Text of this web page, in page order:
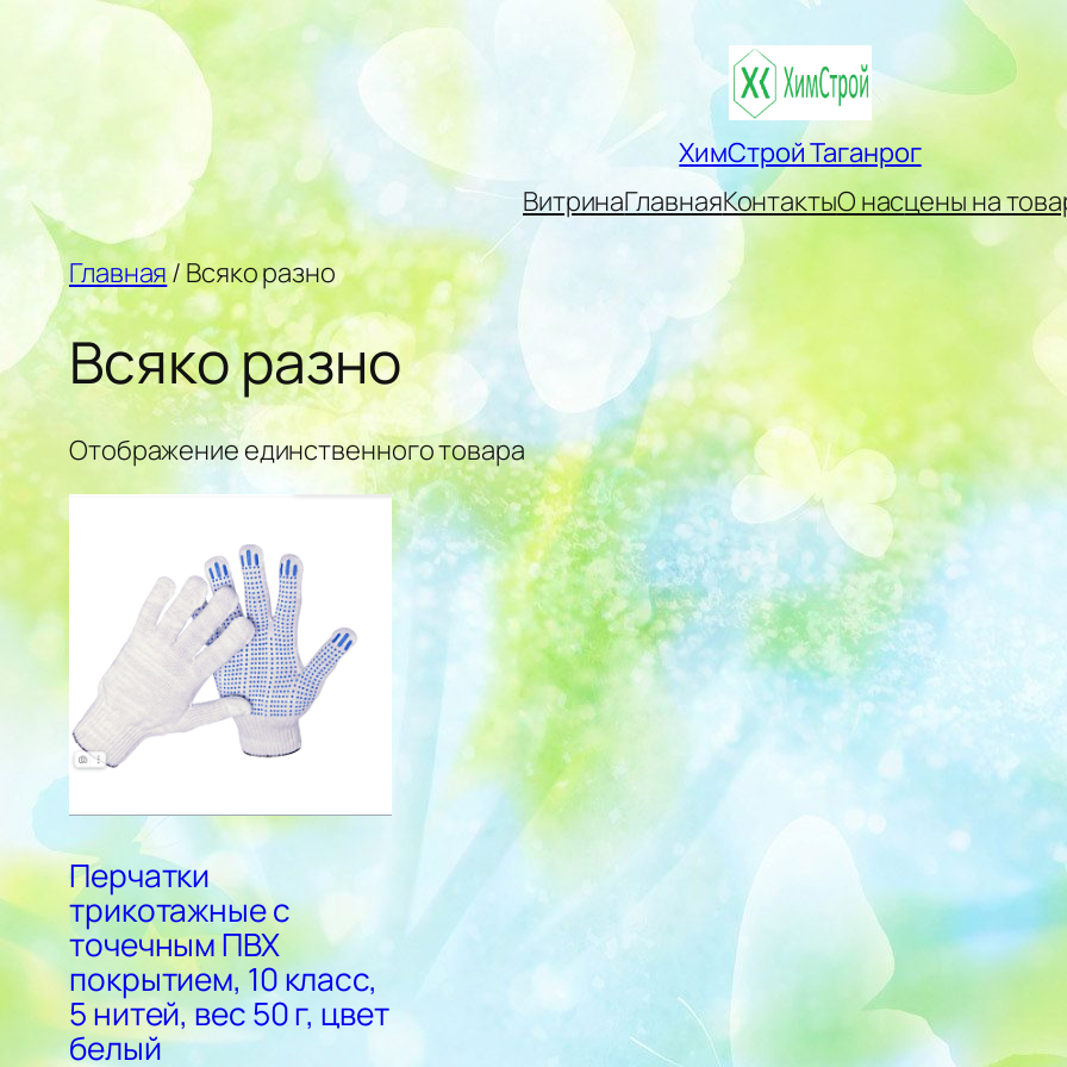
ХимСтрой Таганрог
ВитринаГлавнаяКонтактыО насцены на
Главная/ Всяко разно
Всяко разно
Отображение единственного товара
Перчатки
трикотажные с
точечным ПВХ
покрытием, 10 класс,
5 нитей, вес 50 г, цвет
белый